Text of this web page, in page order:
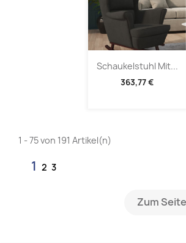
Schaukelstuhl Mit...
363,77 €
1 - 75 von 191 Artikel(n)
1 2 3
Zum